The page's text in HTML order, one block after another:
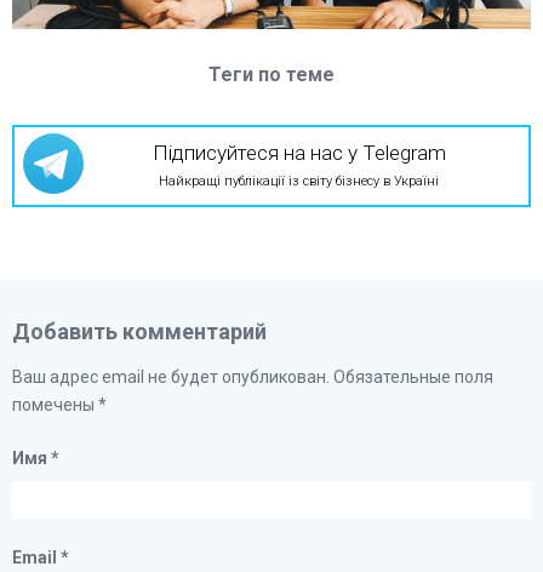
Теги по теме
Підписуйтеся на нас у Telegram
Найкращі публікації із світу бізнесу в Україні
Добавить комментарий
Ваш адрес email не будет опубликован. Обязательные поля
помечены *
Имя *
Email *